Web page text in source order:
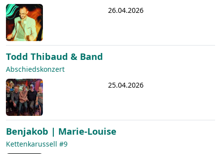
26.04.2026
Todd Thibaud & Band
Abschiedskonzert
25.04.2026
Benjakob | Marie-Louise
Kettenkarussell #9